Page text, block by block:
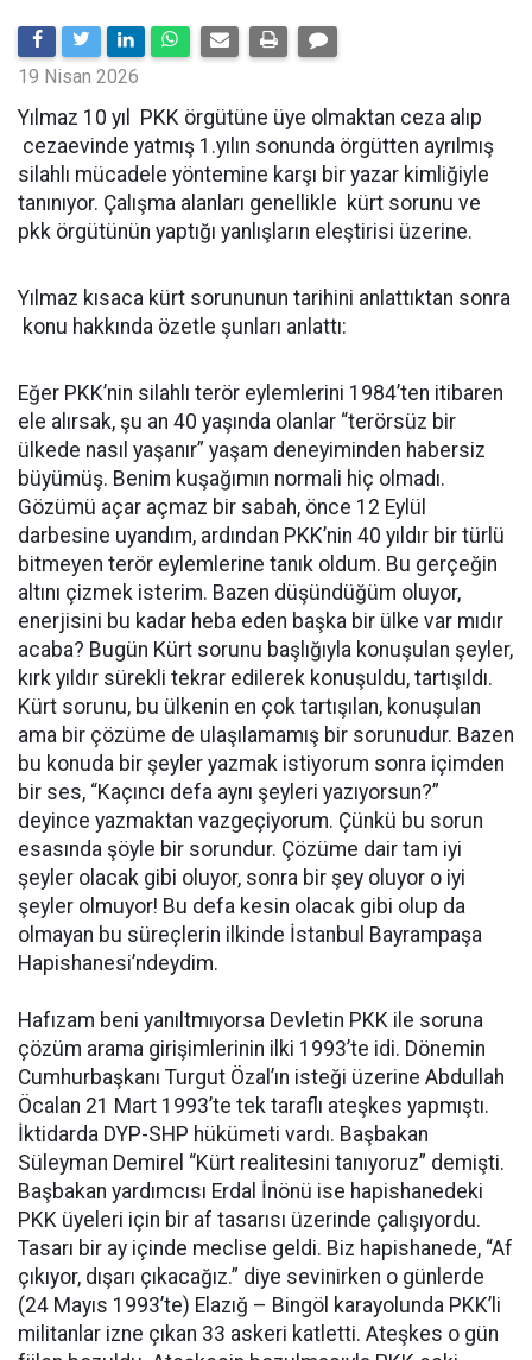
19 Nisan 2026
Yılmaz 10 yıl PKK örgütüne üye olmaktan ceza alıp
cezaevinde yatmış 1.yılın sonunda örgütten ayrılmış
silahlı mücadele yöntemine karşı bir yazar kimliğiyle
tanınıyor. Çalışma alanları genellikle kürt sorunu ve
pkk örgütünün yaptığı yanlışların eleştirisi üzerine.
Yılmaz kısaca kürt sorununun tarihini anlattıktan sonra
konu hakkında özetle şunları anlattı:
Eğer PKK’nin silahlı terör eylemlerini 1984’ten itibaren
ele alırsak, şu an 40 yaşında olanlar “terörsüz bir
ülkede nasıl yaşanır” yaşam deneyiminden habersiz
büyümüş. Benim kuşağımın normali hiç olmadı.
Gözümü açar açmaz bir sabah, önce 12 Eylül
darbesine uyandım, ardından PKK’nin 40 yıldır bir türlü
bitmeyen terör eylemlerine tanık oldum. Bu gerçeğin
altını çizmek isterim. Bazen düşündüğüm oluyor,
enerjisini bu kadar heba eden başka bir ülke var mıdır
acaba? Bugün Kürt sorunu başlığıyla konuşulan şeyler,
kırk yıldır sürekli tekrar edilerek konuşuldu, tartışıldı.
Kürt sorunu, bu ülkenin en çok tartışılan, konuşulan
ama bir çözüme de ulaşılamamış bir sorunudur. Bazen
bu konuda bir şeyler yazmak istiyorum sonra içimden
bir ses, “Kaçıncı defa aynı şeyleri yazıyorsun?”
deyince yazmaktan vazgeçiyorum. Çünkü bu sorun
esasında şöyle bir sorundur. Çözüme dair tam iyi
şeyler olacak gibi oluyor, sonra bir şey oluyor o iyi
şeyler olmuyor! Bu defa kesin olacak gibi olup da
olmayan bu süreçlerin ilkinde İstanbul Bayrampaşa
Hapishanesi’ndeydim.
Hafızam beni yanıltmıyorsa Devletin PKK ile soruna
çözüm arama girişimlerinin ilki 1993’te idi. Dönemin
Cumhurbaşkanı Turgut Özal’ın isteği üzerine Abdullah
Öcalan 21 Mart 1993’te tek taraflı ateşkes yapmıştı.
İktidarda DYP-SHP hükümeti vardı. Başbakan
Süleyman Demirel “Kürt realitesini tanıyoruz” demişti.
Başbakan yardımcısı Erdal İnönü ise hapishanedeki
PKK üyeleri için bir af tasarısı üzerinde çalışıyordu.
Tasarı bir ay içinde meclise geldi. Biz hapishanede, “Af
çıkıyor, dışarı çıkacağız.” diye sevinirken o günlerde
(24 Mayıs 1993’te) Elazığ – Bingöl karayolunda PKK’li
militanlar izne çıkan 33 askeri katletti. Ateşkes o gün